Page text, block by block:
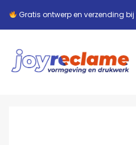
Gratis ontwerp en verzending bij